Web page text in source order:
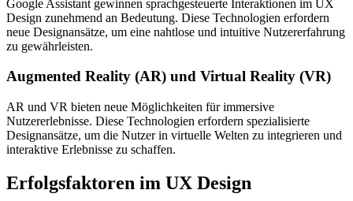
Google Assistant gewinnen sprachgesteuerte Interaktionen im UX
Design zunehmend an Bedeutung. Diese Technologien erfordern
neue Designansätze, um eine nahtlose und intuitive Nutzererfahrung
zu gewährleisten.
Augmented Reality (AR) und Virtual Reality (VR)
AR und VR bieten neue Möglichkeiten für immersive
Nutzererlebnisse. Diese Technologien erfordern spezialisierte
Designansätze, um die Nutzer in virtuelle Welten zu integrieren und
interaktive Erlebnisse zu schaffen.
Erfolgsfaktoren im UX Design